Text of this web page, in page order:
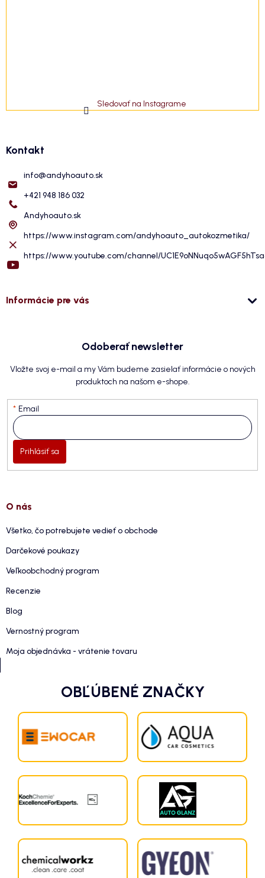
Sledovať na Instagrame
Kontakt
info@andyhoauto.sk
+421 948 186 032
Andyhoauto.sk
https://www.instagram.com/andyhoauto_autokozmetika/
https://www.youtube.com/channel/
Informácie pre vás
Odoberať newsletter
Vložte svoj e-mail a my Vám budeme zasielať informácie o nových
produktoch na našom e-shope.
Email
Prihlásiť sa
O nás
Všetko, čo potrebujete vedieť o obchode
Darčekové poukazy
Veľkoobchodný program
Recenzie
Blog
Vernostný program
Moja objednávka - vrátenie tovaru
OBĽÚBENÉ ZNAČKY